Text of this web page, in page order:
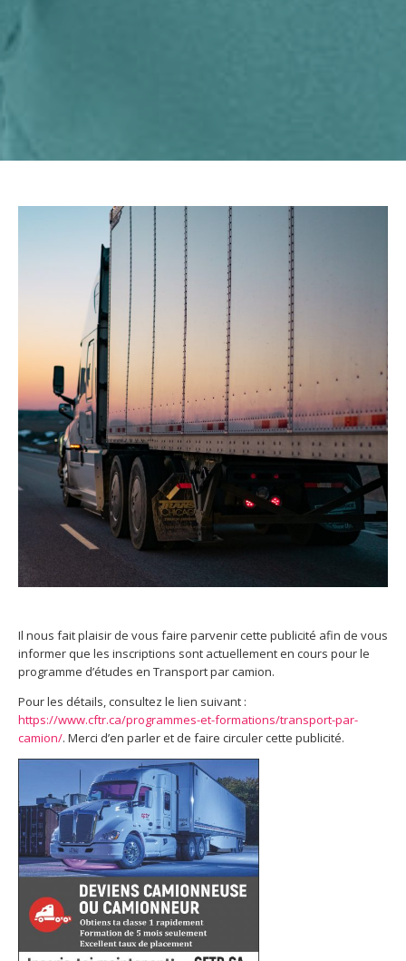
Il nous fait plaisir de vous faire parvenir cette publicité afin de vous
informer que les inscriptions sont actuellement en cours pour le
programme d’études en Transport par camion.
Pour les détails, consultez le lien suivant :
https://www.cftr.ca/programmes-et-formations/transport-par-
camion/. Merci d’en parler et de faire circuler cette publicité.